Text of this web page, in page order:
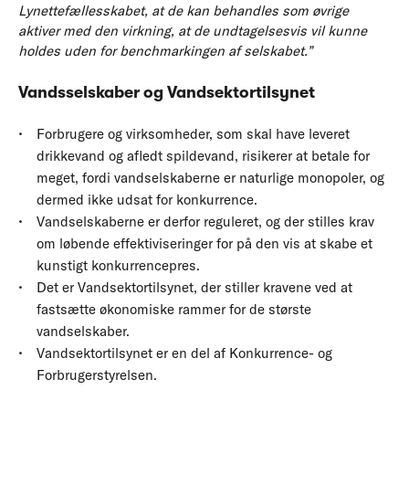
Lynettefællesskabet, at de kan behandles som øvrige
aktiver med den virkning, at de undtagelsesvis vil kunne
holdes uden for benchmarkingen af selskabet.”
Vandsselskaber og Vandsektortilsynet
Forbrugere og virksomheder, som skal have leveret
drikkevand og afledt spildevand, risikerer at betale for
meget, fordi vandselskaberne er naturlige monopoler, og
dermed ikke udsat for konkurrence.
Vandselskaberne er derfor reguleret, og der stilles krav
om løbende effektiviseringer for på den vis at skabe et
kunstigt konkurrencepres.
Det er Vandsektortilsynet, der stiller kravene ved at
fastsætte økonomiske rammer for de største
vandselskaber.
Vandsektortilsynet er en del af Konkurrence- og
Forbrugerstyrelsen.